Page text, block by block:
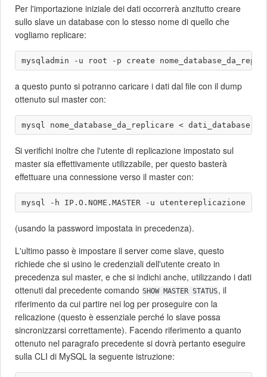
Per l'importazione iniziale dei dati occorrerà anzitutto creare
sullo slave un database con lo stesso nome di quello che
vogliamo replicare:
a questo punto si potranno caricare i dati dal file con il dump
ottenuto sul master con:
Si verifichi inoltre che l'utente di replicazione impostato sul
master sia effettivamente utilizzabile, per questo basterà
effettuare una connessione verso il master con:
(usando la password impostata in precedenza).
L'ultimo passo è impostare il server come slave, questo
richiede che si usino le credenziali dell'utente creato in
precedenza sul master, e che si indichi anche, utilizzando i dati
ottenuti dal precedente comando SHOW MASTER STATUS, il
riferimento da cui partire nei log per proseguire con la
relicazione (questo è essenziale perché lo slave possa
sincronizzarsi correttamente). Facendo riferimento a quanto
ottenuto nel paragrafo precedente si dovrà pertanto eseguire
sulla CLI di MySQL la seguente istruzione: